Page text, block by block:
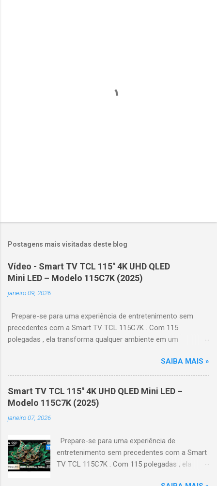
Postagens mais visitadas deste blog
Vídeo - Smart TV TCL 115" 4K UHD QLED
Mini LED – Modelo 115C7K (2025)
janeiro 09, 2026
Prepare-se para uma experiência de entretenimento sem
precedentes com a Smart TV TCL 115C7K . Com 115
polegadas , ela transforma qualquer ambiente em um
e realistas. 🌟 Destaques do produto Tela QLED Mini LED 115” :
controle de iluminação preciso, brilho intenso e cores
vibrantes. Resolução 4K UHD : detalhes impressionantes e
contraste profundo em cada cena. Processador AiPQ :
desempenho otimizado para imagens e movimentos fluidos.
Taxa de atualização nativa de 144Hz (até 240Hz com DLG) :
imediata. Google TV integrado : interface intuitiva,
recomendações personalizadas e acesso a aplicativos como
YouTube, Netflix, Disney+, Prime Video, HBO Max e muito mais.
SAIBA MAIS »
Smart TV TCL 115" 4K UHD QLED Mini LED –
Modelo 115C7K (2025)
janeiro 07, 2026
Prepare-se para uma experiência de
entretenimento sem precedentes com a Smart
TV TCL 115C7K . Com 115 polegadas , ela